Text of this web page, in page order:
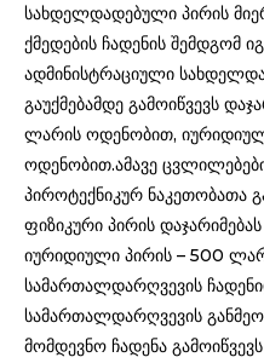
სახდელდადებული პირის
ქმედების ჩადენის შემდგომ
ადმინისტრაციული
გაუქმებამდე გამოიწვევს
ლარის ოდენობით,
ოდენობით.ამავე
პიროტექნიკურ ნაკეთობათა
ფიზიკური პირის
იურიდიული პირის – 500
სამართალდარღვევის
სამართალდარღვევის
მომდევნო ჩადენა